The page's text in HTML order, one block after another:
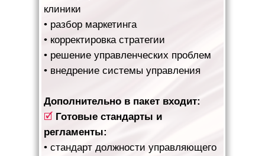
клиники
• разбор маркетинга
• корректировка стратегии
• решение управленческих проблем
• внедрение системы управления
Дополнительно в пакет входит:
🗹 Готовые стандарты и
регламенты:
• стандарт должности управляющего